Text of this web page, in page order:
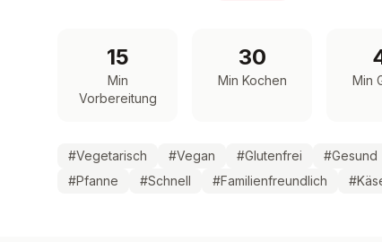
15
Min
Vorbereitung
30
Min Kochen Min
#Vegetarisch #Vegan #Glutenfrei #Gesund
#Pfanne #Schnell #Familienfreundlich #